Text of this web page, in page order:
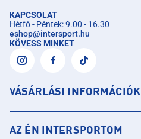
KAPCSOLAT
Hétfő - Péntek: 9.00 - 16.30
eshop@intersport.hu
KÖVESS MINKET
VÁSÁRLÁSI INFORMÁCIÓK
AZ ÉN INTERSPORTOM